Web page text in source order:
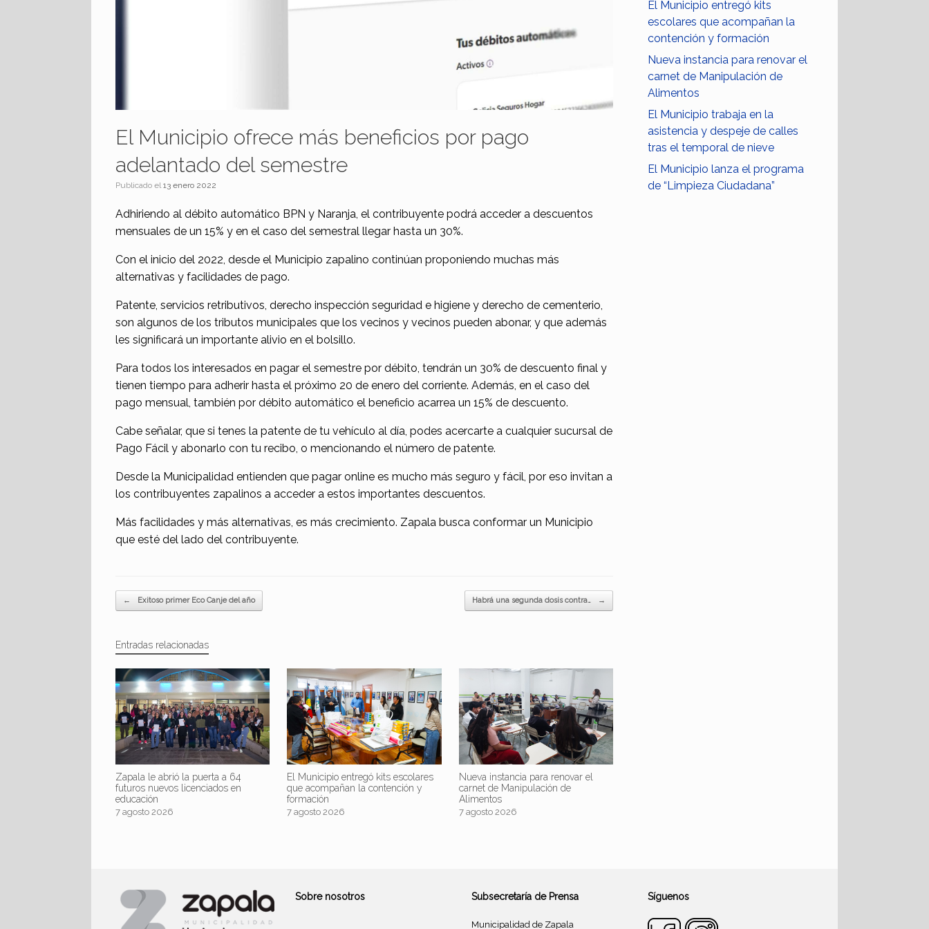
El Municipio ofrece más beneficios por pago
adelantado del semestre
Publicado el13 enero 2022
Adhiriendo al débito automático BPN y Naranja, el contribuyente podrá acceder a descuentos
mensuales de un 15% y en el caso del semestral llegar hasta un 30%.
Con el inicio del 2022, desde el Municipio zapalino continúan proponiendo muchas más
alternativas y facilidades de pago.
Patente, servicios retributivos, derecho inspección seguridad e higiene y derecho de cementerio,
son algunos de los tributos municipales que los vecinos y vecinos pueden abonar, y que además
les significará un importante alivio en el bolsillo.
Para todos los interesados en pagar el semestre por débito, tendrán un 30% de descuento final y
tienen tiempo para adherir hasta el próximo 20 de enero del corriente. Además, en el caso del
pago mensual, también por débito automático el beneficio acarrea un 15% de descuento.
Cabe señalar, que si tenes la patente de tu vehículo al día, podes acercarte a cualquier sucursal de
Pago Fácil y abonarlo con tu recibo, o mencionando el número de patente.
Desde la Municipalidad entienden que pagar online es mucho más seguro y fácil, por eso invitan a
los contribuyentes zapalinos a acceder a estos importantes descuentos.
Más facilidades y más alternativas, es más crecimiento. Zapala busca conformar un Municipio
que esté del lado del contribuyente.
Navegador de artículos
← Exitoso primer Eco Canje del año Habrá una segunda dosis contra… →
Entradas relacionadas
Zapala le abrió la puerta a 64
futuros nuevos licenciados en
educación
7 agosto 2026
El Municipio entregó kits escolares
que acompañan la contención y
formación
7 agosto 2026
Nueva instancia para renovar el
carnet de Manipulación de
Alimentos
7 agosto 2026
El Municipio entregó kits
escolares que acompañan la
contención y formación
Nueva instancia para renovar el
carnet de Manipulación de
Alimentos
El Municipio trabaja en la
asistencia y despeje de calles
tras el temporal de nieve
El Municipio lanza el programa
de “Limpieza Ciudadana”
Sobre nosotros Subsecretaría de Prensa
Municipalidad de Zapala
Síguenos